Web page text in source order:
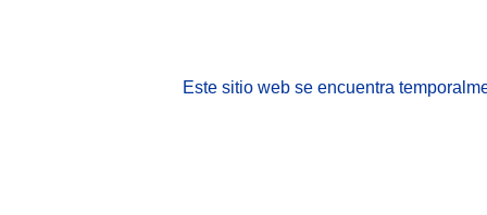
Este sitio web se encuentra